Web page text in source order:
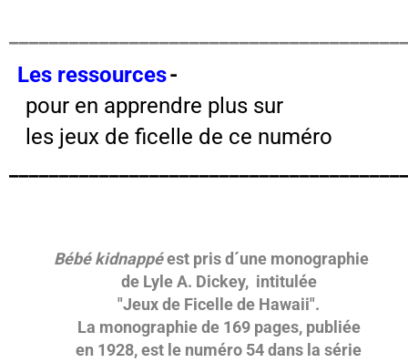
Les ressources-
pour en apprendre plus sur
les jeux de ficelle de ce numéro
Bébé kidnappéest pris d´une monographie
de Lyle A. Dickey, intitulée
"Jeux de Ficelle de Hawaii".
La monographie de 169 pages, publiée
en 1928, est le numéro 54 dans la série